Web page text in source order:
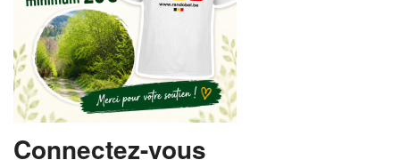
MOT DE PASSE OUBLIÉ
Connectez-vous